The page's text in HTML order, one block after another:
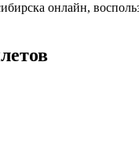
онлайн,